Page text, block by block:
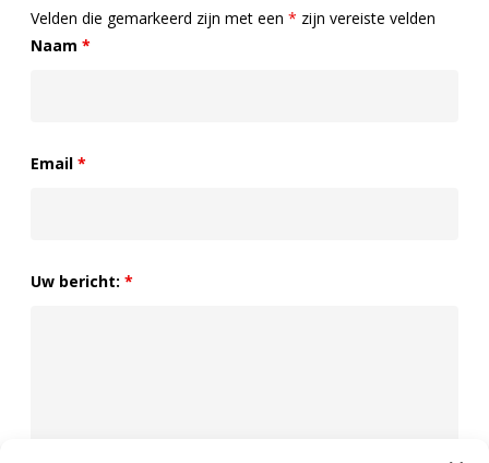
Velden die gemarkeerd zijn met een * zijn vereiste velden
Naam *
Email *
Uw bericht: *